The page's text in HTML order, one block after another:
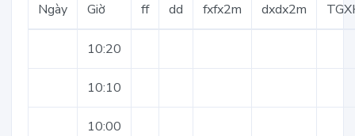
Ngày Giờ ff dd fxfx2m dxdx2m
10:20
10:10
10:00